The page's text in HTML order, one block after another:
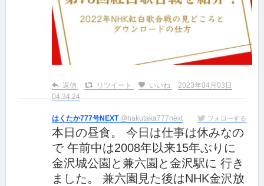
返信 リツイート いいね
2023年04月03日
04:34:24
はくたか777号NEXT @hakutaka777next フォローする
本日の昼食。 今日は仕事は休みなの
で 午前中は2008年以来15年ぶりに
金沢城公園と兼六園と金沢駅に 行き
ました。 兼六園見た後はNHK金沢放